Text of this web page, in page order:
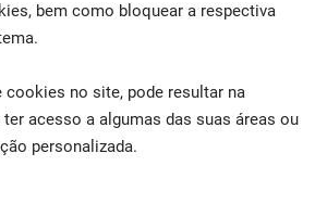
bem como bloquear a respectiva
cookies no site, pode resultar na
acesso a algumas das suas áreas ou
personalizada.